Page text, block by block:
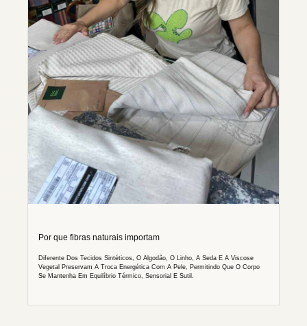
Por que fibras naturais importam
Diferente Dos Tecidos Sintéticos, O Algodão, O Linho, A Seda E A Viscose
Vegetal Preservam A Troca Energética Com A Pele, Permitindo Que O Corpo
Se Mantenha Em Equilíbrio Térmico, Sensorial E Sutil.